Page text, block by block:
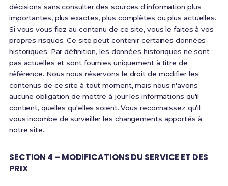
décisions sans consulter des sources d'information plus
importantes, plus exactes, plus complètes ou plus actuelles.
Si vous vous fiez au contenu de ce site, vous le faites à vos
propres risques. Ce site peut contenir certaines données
historiques. Par définition, les données historiques ne sont
pas actuelles et sont fournies uniquement à titre de
référence. Nous nous réservons le droit de modifier les
contenus de ce site à tout moment, mais nous n'avons
aucune obligation de mettre à jour les informations qu'il
contient, quelles qu'elles soient. Vous reconnaissez qu'il
vous incombe de surveiller les changements apportés à
notre site.
SECTION 4 – MODIFICATIONS DU SERVICE ET DES
PRIX